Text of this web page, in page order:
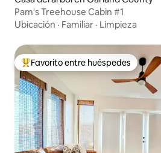
Pam's Treehouse Cabin #1
Ubicación · Familiar · Limpieza
De los mejores en Favorito entre
Favorito entre huéspedes